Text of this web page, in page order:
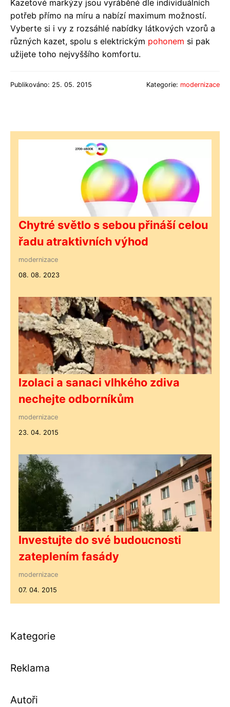
Kazetové markýzy jsou vyráběné dle individuálních
potřeb přímo na míru a nabízí maximum možností.
Vyberte si i vy z rozsáhlé nabídky látkových vzorů a
různých kazet, spolu s elektrickým pohonem si pak
užijete toho nejvyššího komfortu.
Publikováno: 25. 05. 2015 Kategorie: modernizace
Chytré světlo s sebou přináší celou
řadu atraktivních výhod
modernizace
08. 08. 2023
Izolaci a sanaci vlhkého zdiva
nechejte odborníkům
modernizace
23. 04. 2015
Investujte do své budoucnosti
zateplením fasády
modernizace
07. 04. 2015
Kategorie
Reklama
Autoři